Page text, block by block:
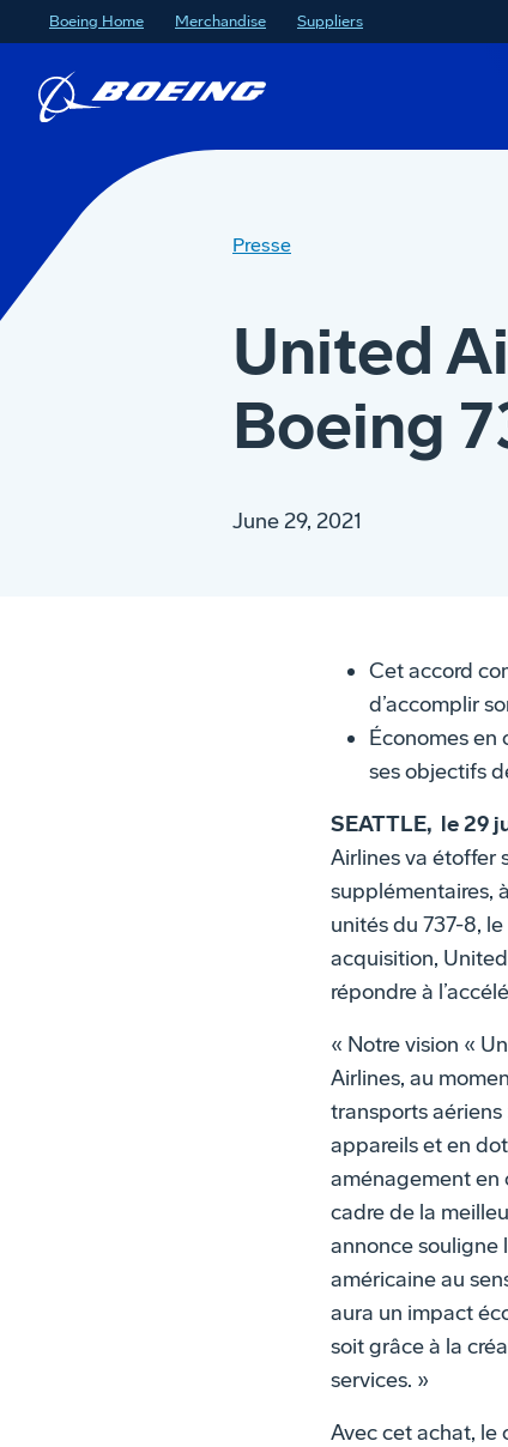
Boeing Home Merchandise Suppliers
Presse
United
Boeing
June 29, 2021
Cet accord
d’accomplir
Économes en
ses objectifs
SEATTLE, le 29
Airlines va étoffer
supplémentaires,
unités du 737-8,
acquisition,
répondre à
« Notre vision «
Airlines, au
transports aériens
appareils et en
aménagement en
cadre de la
annonce souligne
américaine au
aura un impact
soit grâce à la
services. »
Avec cet achat, le